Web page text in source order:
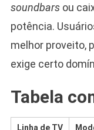
soundbarsou
potência.
melhor proveito,
exige certo
Tabela
Linha de TV